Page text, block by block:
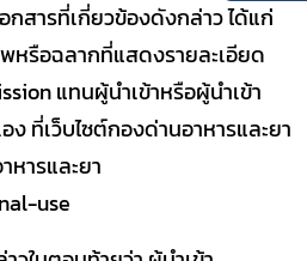
สารที่เกี่ยวข้องดังกล่าว ได้แก่
หรือฉลากที่แสดงรายละเอียด
แทนผู้นำเข้าหรือผู้นำเข้า
ง ที่เว็บไซต์กองด่านอาหารและยา
ารและยา
use